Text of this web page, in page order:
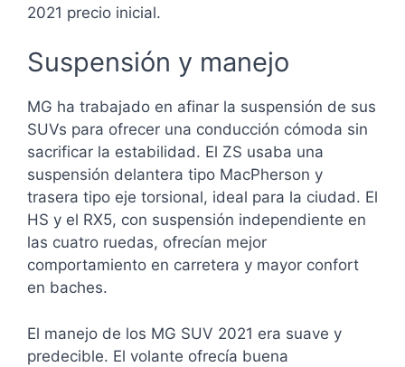
2021 precio inicial.
Suspensión y manejo
MG ha trabajado en afinar la suspensión de sus
SUVs para ofrecer una conducción cómoda sin
sacrificar la estabilidad. El ZS usaba una
suspensión delantera tipo MacPherson y
trasera tipo eje torsional, ideal para la ciudad. El
HS y el RX5, con suspensión independiente en
las cuatro ruedas, ofrecían mejor
comportamiento en carretera y mayor confort
en baches.
El manejo de los MG SUV 2021 era suave y
predecible. El volante ofrecía buena